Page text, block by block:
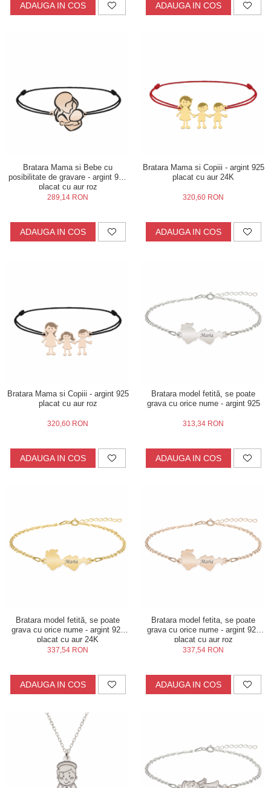
ADAUGA IN COS ADAUGA IN COS
Bratara Mama si Bebe cu
posibilitate de gravare - argint 925
placat cu aur roz
289,14 RON
ADAUGA IN COS
Bratara Mama si Copiii - argint 925
placat cu aur 24K
320,60 RON
ADAUGA IN COS
Bratara Mama si Copiii - argint 925
placat cu aur roz
320,60 RON
ADAUGA IN COS
Bratara model fetită, se poate
grava cu orice nume - argint 925
313,34 RON
ADAUGA IN COS
Bratara model fetită, se poate
grava cu orice nume - argint 925
placat cu aur 24K
337,54 RON
ADAUGA IN COS
Bratara model fetita, se poate
grava cu orice nume - argint 925
placat cu aur roz
337,54 RON
ADAUGA IN COS